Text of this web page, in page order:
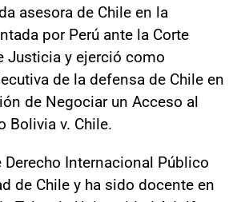
asesora de Chile en la
por Perú ante la Corte
Justicia y ejerció como
de la defensa de Chile en
de Negociar un Acceso al
Bolivia v. Chile.
Derecho Internacional Público
de Chile y ha sido docente en